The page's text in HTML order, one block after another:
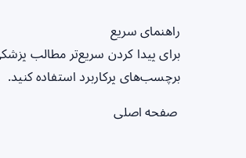
راهنمای سریع
برای پیدا کردن سریع‌تر مطالب
برچسب‌های پرکاربرد استفاده کنید.
صفحه اصلی